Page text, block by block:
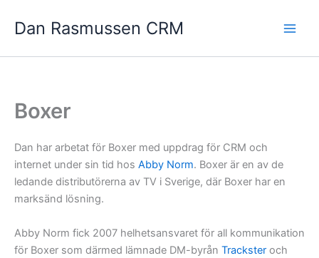
Dan Rasmussen CRM
Boxer
Dan har arbetat för Boxer med uppdrag för CRM och
internet under sin tid hos Abby Norm. Boxer är en av de
ledande distributörerna av TV i Sverige, där Boxer har en
marksänd lösning.
Abby Norm fick 2007 helhetsansvaret för all kommunikation
för Boxer som därmed lämnade DM-byrån Trackster och